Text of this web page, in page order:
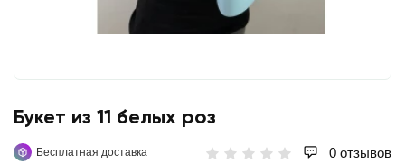
Букет из 11 белых роз
Бесплатная доставка 0 отзывов